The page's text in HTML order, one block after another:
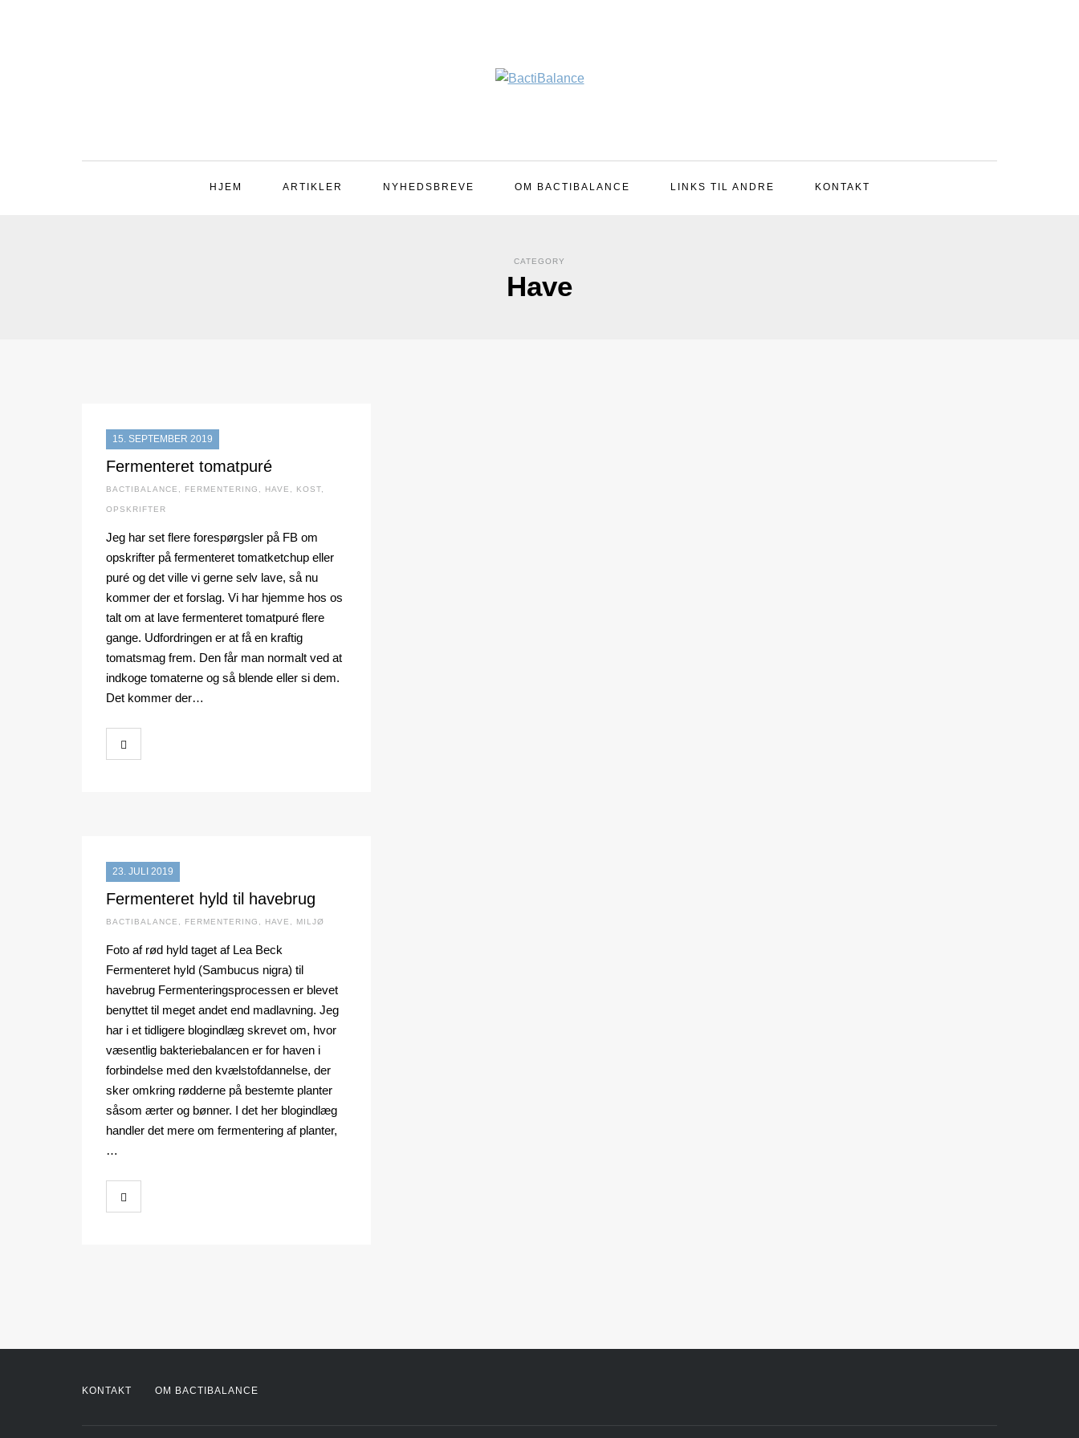
HJEM ARTIKLER NYHEDSBREVE OM BACTIBALANCE LINKS TIL ANDRE KONTAKT
CATEGORY
Have
15. SEPTEMBER 2019
Fermenteret tomatpuré
BACTIBALANCE FERMENTERING HAVE KOST
OPSKRIFTER
Jeg har set flere forespørgsler på FB om
opskrifter på fermenteret tomatketchup eller
puré og det ville vi gerne selv lave, så nu
kommer der et forslag. Vi har hjemme hos os
talt om at lave fermenteret tomatpuré flere
gange. Udfordringen er at få en kraftig
tomatsmag frem. Den får man normalt ved at
indkoge tomaterne og så blende eller si dem.
Det kommer der…
23. JULI 2019
Fermenteret hyld til havebrug
BACTIBALANCE FERMENTERING HAVE MILJØ
Foto af rød hyld taget af Lea Beck
Fermenteret hyld (Sambucus nigra) til
havebrug Fermenteringsprocessen er blevet
benyttet til meget andet end madlavning. Jeg
har i et tidligere blogindlæg skrevet om, hvor
væsentlig bakteriebalancen er for haven i
forbindelse med den kvælstofdannelse, der
sker omkring rødderne på bestemte planter
såsom ærter og bønner. I det her blogindlæg
handler det mere om fermentering af planter,
…
KONTAKT OM BACTIBALANCE